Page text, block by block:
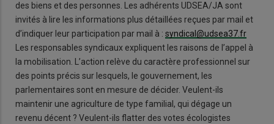
des biens et des personnes. Les adhérents UDSEA/JA sont
invités à lire les informations plus détaillées reçues par mail et
d’indiquer leur participation par mail à : syndical@udsea37.fr
Les responsables syndicaux expliquent les raisons de l’appel à
la mobilisation. L’action relève du caractère professionnel sur
des points précis sur lesquels, le gouvernement, les
parlementaires sont en mesure de décider. Veulent-ils
maintenir une agriculture de type familial, qui dégage un
revenu décent ? Veulent-ils flatter des votes écologistes